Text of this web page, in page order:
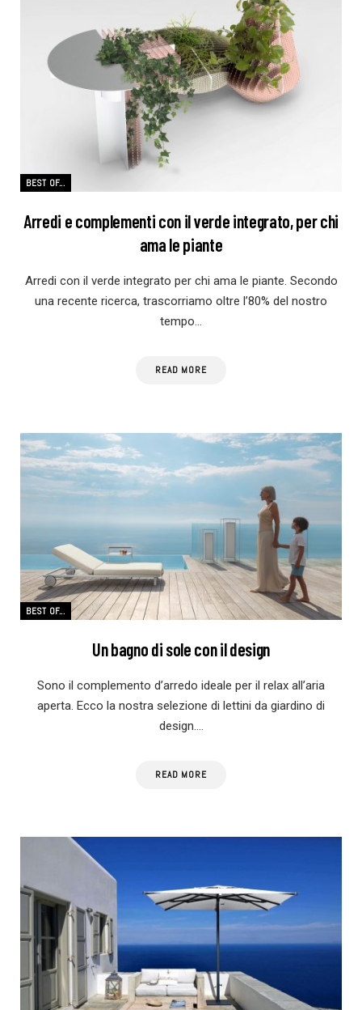
BEST OF...
Arredi e complementi con il verde integrato, per chi
ama le piante
Arredi con il verde integrato per chi ama le piante. Secondo
una recente ricerca, trascorriamo oltre l’80% del nostro
tempo…
READ MORE
BEST OF...
Un bagno di sole con il design
Sono il complemento d’arredo ideale per il relax all’aria
aperta. Ecco la nostra selezione di lettini da giardino di
design.…
READ MORE